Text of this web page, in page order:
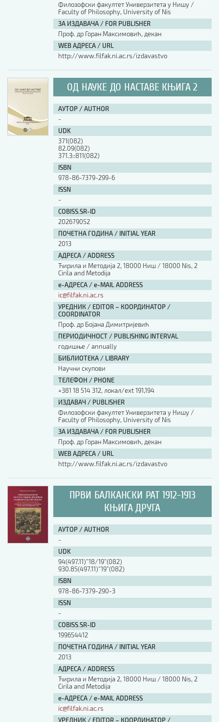
Филозофски факултет Универзитета у Нишу /
Faculty of Philosophy, University of Nis
ЗА ИЗДАВАЧА / FOR PUBLISHER
Проф. др Горан Максимовић, декан
WEB АДРЕСА / URL
http://www.filfak.ni.ac.rs/izdavastvo
ОД НАУКЕ ДО НАСТАВЕ КЊИГА 2
АУТОР / AUTHOR
-
UDK
371(082)
82.09(082)
371.3::811(082)
ISBN
978-86-7379-299-6
ISSN
-
COBISS.SR-ID
202679052
ПОЧЕТНА ГОДИНА / INITIAL YEAR
2013
АДРЕСА / ADDRESS
Ћирила и Методија 2, 18000 Ниш / 18000 Nis, 2
Cirila and Metodija
е-АДРЕСА / e-MAIL ADDRESS
ic@filfak.ni.ac.rs
УРЕДНИК / EDITOR – КООРДИНАТОР /
COORDINATOR
Проф. др Бојана Димитријевић
ПЕРИОДИЧНОСТ / PUBLISHING INTERVAL
годишње / annually
БИБЛИОТЕКА / LIBRARY
Научни скупови
ТЕЛЕФОН / PHONE
+381 18 514 312, локал/ext 191,194
ИЗДАВАЧ / PUBLISHER
Филозофски факултет Универзитета у Нишу /
Faculty of Philosophy, University of Nis
ЗА ИЗДАВАЧА / FOR PUBLISHER
Проф. др Горан Максимовић, декан
WEB АДРЕСА / URL
http://www.filfak.ni.ac.rs/izdavastvo
ПРВИ БАЛКАНСКИ РАТ 1912-1913
КЊИГА ДРУГА
АУТОР / AUTHOR
-
UDK
94(497.11)”18/19”(082)
930.85(497.11)”19”(082)
ISBN
978-86-7379-290-3
ISSN
-
COBISS.SR-ID
199654412
ПОЧЕТНА ГОДИНА / INITIAL YEAR
2013
АДРЕСА / ADDRESS
Ћирила и Методија 2, 18000 Ниш / 18000 Nis, 2
Cirila and Metodija
е-АДРЕСА / e-MAIL ADDRESS
ic@filfak.ni.ac.rs
УРЕДНИК / EDITOR – КООРДИНАТОР /